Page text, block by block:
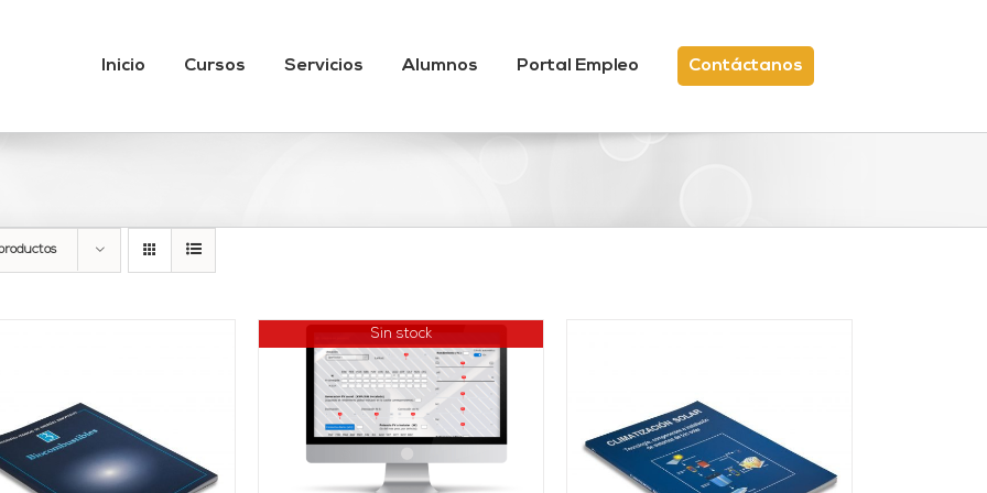
Inicio Cursos Servicios Alumnos Portal Empleo Contáctanos
Sin stock
DETALLES
DETALLES